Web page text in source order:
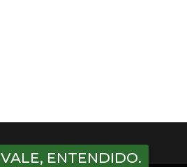
VALE, ENTENDIDO.